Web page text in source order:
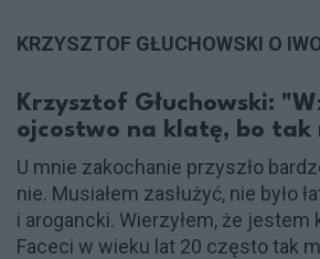
KRZYSZTOF GŁUCHOWSKI O
Krzysztof Głuchowski:
ojcostwo na klatę, bo tak
U mnie zakochanie przyszło
nie. Musiałem zasłużyć, nie było
i arogancki. Wierzyłem, że jestem
Faceci w wieku lat 20 często tak